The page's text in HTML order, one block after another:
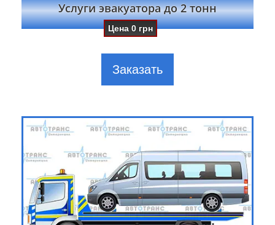
Услуги эвакуатора до 2 тонн
Цена0 грн
Заказать